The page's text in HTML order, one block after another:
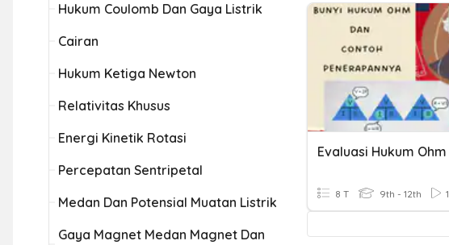
Hukum Coulomb Dan Gaya Listrik
Cairan
Hukum Ketiga Newton
Relativitas Khusus
Energi Kinetik Rotasi
Percepatan Sentripetal
Medan Dan Potensial Muatan Listrik
Gaya Magnet Medan Magnet Dan
Evaluasi Hukum Ohm
8 T 9th - 12th 1